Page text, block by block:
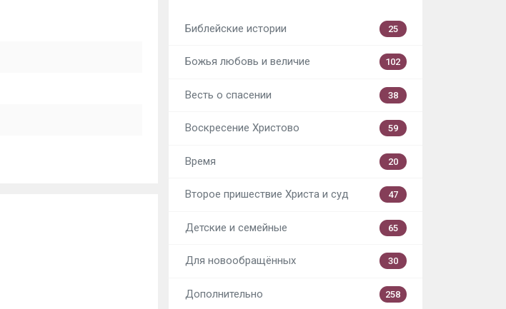
Библейские истории 25
Божья любовь и величие 102
Весть о спасении 38
Воскресение Христово 59
Время 20
Второе пришествие Христа и суд 47
Детские и семейные 65
Для новообращённых 30
Дополнительно 258